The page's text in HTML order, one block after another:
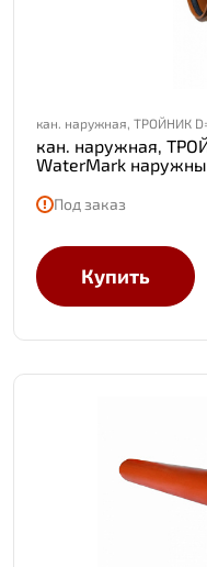
кан. наружная, ТРОЙНИК
кан. наружная,
WaterMark
Под заказ
Купить